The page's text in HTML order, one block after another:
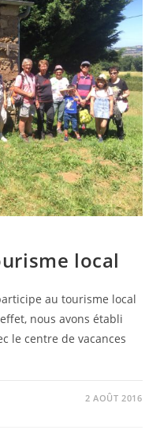
local
au tourisme local
nous avons établi
le centre de vacances
2 AOÛT 2016